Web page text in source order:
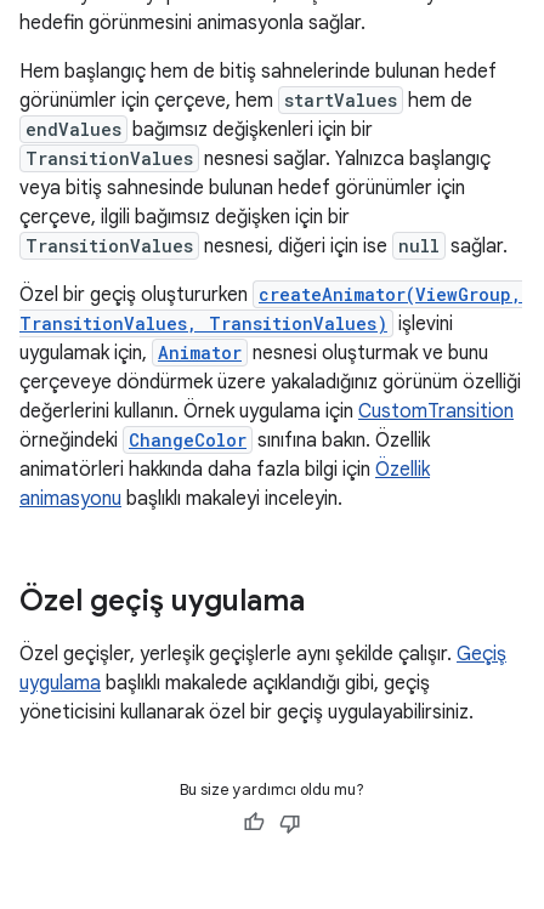
hedefin görünmesini animasyonla sağlar.
Hem başlangıç hem de bitiş sahnelerinde bulunan hedef
görünümler için çerçeve, hem startValues hem de
endValues bağımsız değişkenleri için bir
TransitionValues nesnesi sağlar. Yalnızca başlangıç
veya bitiş sahnesinde bulunan hedef görünümler için
çerçeve, ilgili bağımsız değişken için bir
TransitionValues nesnesi, diğeri için ise null sağlar.
Özel bir geçiş oluştururken createAnimator(ViewGroup,
TransitionValues, TransitionValues) işlevini
uygulamak için, Animator nesnesi oluşturmak ve bunu
çerçeveye döndürmek üzere yakaladığınız görünüm özelliği
değerlerini kullanın. Örnek uygulama için CustomTransition
örneğindeki ChangeColor sınıfına bakın. Özellik
animatörleri hakkında daha fazla bilgi için Özellik
animasyonu başlıklı makaleyi inceleyin.
Özel geçiş uygulama
Özel geçişler, yerleşik geçişlerle aynı şekilde çalışır. Geçiş
uygulama başlıklı makalede açıklandığı gibi, geçiş
yöneticisini kullanarak özel bir geçiş uygulayabilirsiniz.
Bu size yardımcı oldu mu?